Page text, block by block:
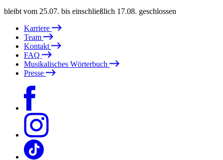
bleibt vom 25.07. bis einschließlich 17.08. geschlossen
Karriere
Team
Kontakt
FAQ
Musikalisches Wörterbuch
Presse